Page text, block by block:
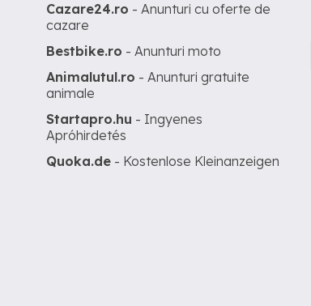
Cazare24.ro - Anunturi cu oferte de
cazare
Bestbike.ro - Anunturi moto
Animalutul.ro - Anunturi gratuite
animale
Startapro.hu - Ingyenes
Apróhirdetés
Quoka.de - Kostenlose Kleinanzeigen